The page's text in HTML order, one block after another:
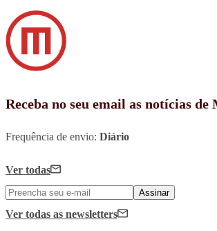
Receba no seu email as notícias de
Frequência de envio: Diário
Ver todas
Assinar
Ver todas as newsletters